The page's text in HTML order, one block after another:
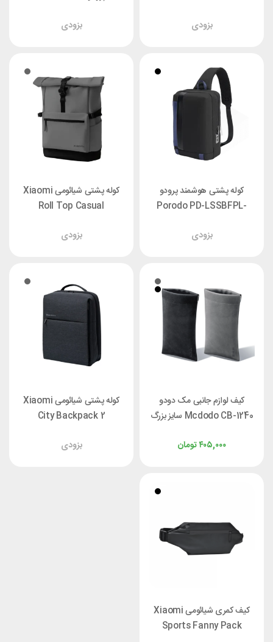
بزودی
بزودی
کوله پشتی هوشمند پرودو
Porodo PD-LSSBFPL-
بزودی
کوله پشتی شیائومی Xiaomi
Roll Top Casual
15.6 اینچ
بزودی
کیف لوازم جانبی مک دودو
Mcdodo CB-1240 سایز بزرگ
تومان۴۰۵,۰۰۰
کوله پشتی شیائومی Xiaomi
City Backpack 2
15.6 اینچ
بزودی
کیف کمری شیائومی Xiaomi
Sports Fanny Pack